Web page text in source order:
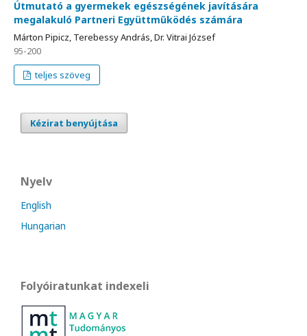
Útmutató a gyermekek egészségének javítására
megalakuló Partneri Együttműködés számára
Márton Pipicz, Terebessy András, Dr. Vitrai József
95-200
teljes szöveg
Kézirat benyújtása
Nyelv
English
Hungarian
Folyóiratunkat indexeli